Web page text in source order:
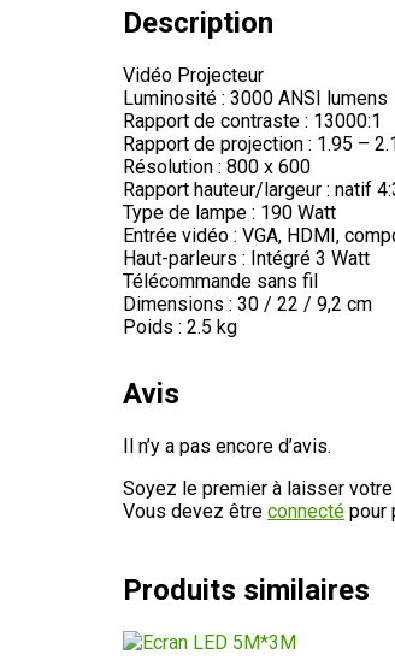
Description
Vidéo Projecteur
Luminosité : 3000 ANSI lumens
Rapport de contraste : 13000:1
Rapport de projection : 1.95 –
Résolution : 800 x 600
Rapport hauteur/largeur : natif
Type de lampe : 190 Watt
Entrée vidéo : VGA, HDMI,
Haut-parleurs : Intégré 3 Watt
Télécommande sans fil
Dimensions : 30 / 22 / 9,2 cm
Poids : 2.5 kg
Avis
Il n’y a pas encore d’avis.
Soyez le premier à laisser
Vous devez être connecté pour
Produits similaires